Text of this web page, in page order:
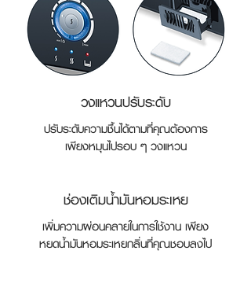
วงแหวนปรับระดับ
ปรับระดับความชื้นได้ตามที่คุณต้องการ
เพียงหมุนไปรอบ ๆ วงแหวน
ช่องเติมน้ำมันหอมระเหย
เพิ่มความผ่อนคลายในการใช้งาน เพียง
หยดน้ำมันหอมระเหยกลิ่นที่คุณชอบลงไป